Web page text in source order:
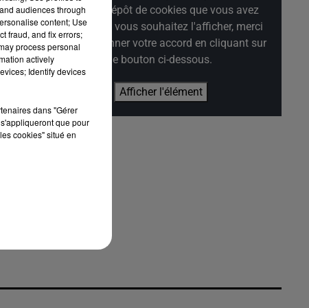
refus du dépôt de cookies que vous avez
exprimé. Si vous souhaitez l'afficher, merci
de nous donner votre accord en cliquant sur
le bouton ci-dessous.
Afficher l'élément
audiences through
content; Use
fraud, and fix errors;
process personal
actively
Identify devices
dans "Gérer
que pour
cookies" situé en